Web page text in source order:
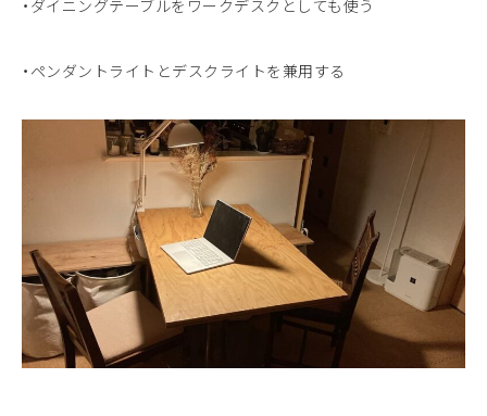
・ダイニングテーブルをワークデスクとしても使う
・ペンダントライトとデスクライトを兼用する